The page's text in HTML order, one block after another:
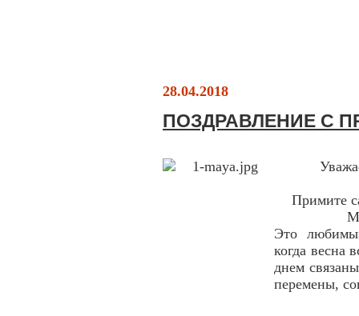
28.04.2018
ПОЗДРАВЛЕНИЕ С
Примите
Это
когда весна
днем
перемены,